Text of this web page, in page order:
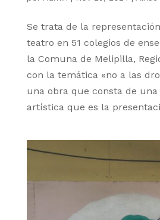
Se trata de la
teatro en 51 colegios de
la Comuna de Melipilla,
con la temática «no a las
una obra que consta de una
artística que es la